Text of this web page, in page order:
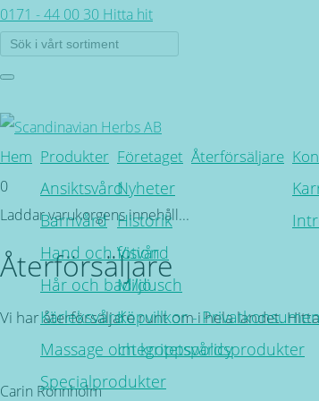
0171 - 44 00 30 Hitta hit
Hem Produkter
Ansiktsvård
Barnvård
Hand och fotvård
Hår och bad/dusch
Kärleksvård
Massage och kroppsvårdsprodukter
Specialprodukter
Företaget
Nyheter
Historik
Vision
Miljö
Köpvillkor -
Integritetspolicy
Återförsäljare
0
Laddar varukorgens innehåll...
Återförsäljare
Vi har återförsäljare runt om i hela landet.
Tillbaka
Carin Rönnholm